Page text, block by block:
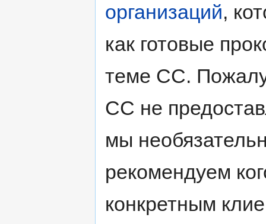
организаций,
как готовые
теме CC.
CC не
мы
рекомендуем
конкретным